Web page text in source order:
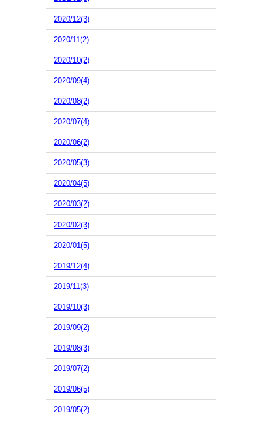
2020/12(3)
2020/11(2)
2020/10(2)
2020/09(4)
2020/08(2)
2020/07(4)
2020/06(2)
2020/05(3)
2020/04(5)
2020/03(2)
2020/02(3)
2020/01(5)
2019/12(4)
2019/11(3)
2019/10(3)
2019/09(2)
2019/08(3)
2019/07(2)
2019/06(5)
2019/05(2)